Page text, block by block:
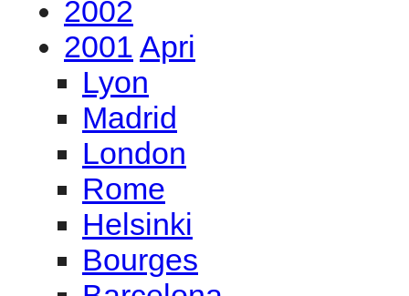
2002
2001 Apri
Lyon
Madrid
London
Rome
Helsinki
Bourges